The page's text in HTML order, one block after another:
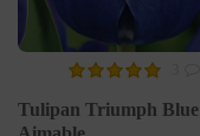
Tulipan Triumph Blue